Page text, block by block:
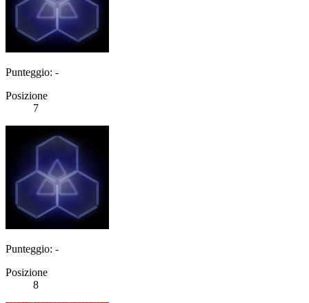
Punteggio: -
Posizione
7
Punteggio: -
Posizione
8